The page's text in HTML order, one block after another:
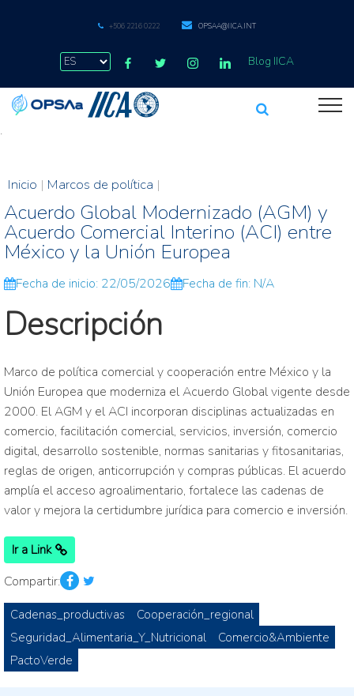
+506 2216 0222 OPSAA@IICA.INT
Blog IICA
.
Inicio | Marcos de política |
Acuerdo Global Modernizado (AGM) y
Acuerdo Comercial Interino (ACI) entre
México y la Unión Europea
Fecha de inicio: 22/05/2026 Fecha de fin: N/A
Descripción
Marco de política comercial y cooperación entre México y la
Unión Europea que moderniza el Acuerdo Global vigente desde
2000. El AGM y el ACI incorporan disciplinas actualizadas en
comercio, facilitación comercial, servicios, inversión, comercio
digital, desarrollo sostenible, normas sanitarias y fitosanitarias,
reglas de origen, anticorrupción y compras públicas. El acuerdo
amplía el acceso agroalimentario, fortalece las cadenas de
valor y mejora la certidumbre jurídica para comercio e inversión.
Ir a Link
Compartir:
Cadenas_productivas
Cooperación_regional
Seguridad_Alimentaria_Y_Nutricional
Comercio&Ambiente
PactoVerde